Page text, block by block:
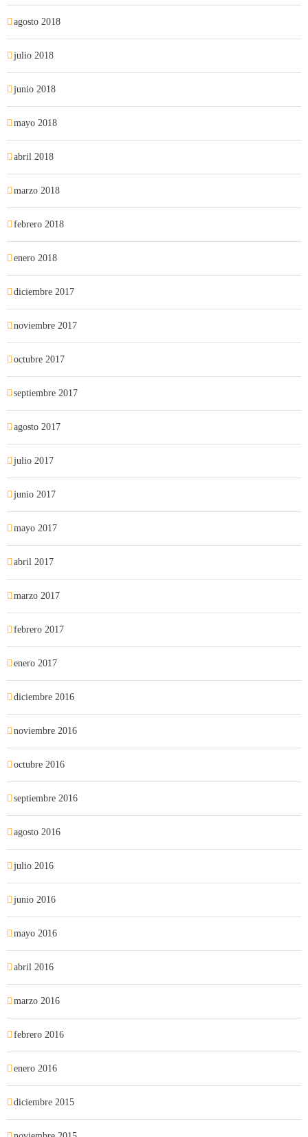
agosto 2018
julio 2018
junio 2018
mayo 2018
abril 2018
marzo 2018
febrero 2018
enero 2018
diciembre 2017
noviembre 2017
octubre 2017
septiembre 2017
agosto 2017
julio 2017
junio 2017
mayo 2017
abril 2017
marzo 2017
febrero 2017
enero 2017
diciembre 2016
noviembre 2016
octubre 2016
septiembre 2016
agosto 2016
julio 2016
junio 2016
mayo 2016
abril 2016
marzo 2016
febrero 2016
enero 2016
diciembre 2015